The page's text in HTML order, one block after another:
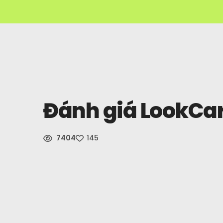
Đánh giá
7404 145